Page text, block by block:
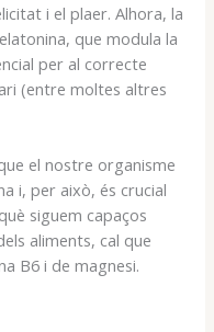
i el plaer. Alhora, la
que modula la
per al correcte
(entre moltes altres
el nostre organisme
i, per això, és crucial
siguem capaços
aliments, cal que
B6 i de magnesi.